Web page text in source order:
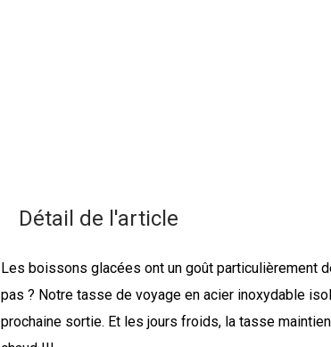
Détail de l'article
Les boissons glacées ont un goût particulièrement
pas ? Notre tasse de voyage en acier inoxydable
prochaine sortie. Et les jours froids, la tasse